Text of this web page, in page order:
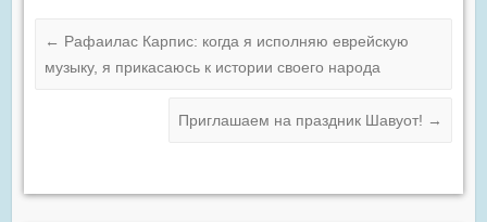
← Рафаилас Карпис: когда я исполняю еврейскую
музыку, я прикасаюсь к истории своего народа
Приглашаем на праздник Шавуот! →